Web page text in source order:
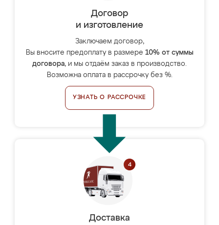
Договор
и изготовление
Заключаем договор,
Вы вносите предоплату в размере 10% от суммы
договора, и мы отдаём заказ в производство.
Возможна оплата в рассрочку без %.
УЗНАТЬ О РАССРОЧКЕ
Доставка